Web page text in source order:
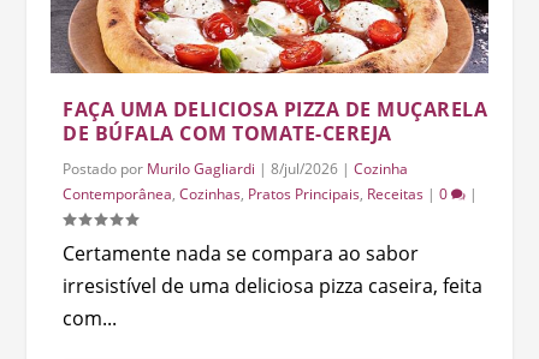
FAÇA UMA DELICIOSA PIZZA DE MUÇARELA
DE BÚFALA COM TOMATE-CEREJA
Postado por Murilo Gagliardi |8/jul/2026 |Cozinha
Contemporânea,Cozinhas, Pratos Principais, Receitas |0 |
Certamente nada se compara ao sabor
irresistível de uma deliciosa pizza caseira, feita
com...